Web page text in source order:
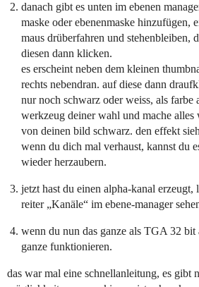
danach gibt es unten im ebenen
maske oder ebenenmaske hinzufügen,
maus drüberfahren und stehenbleiben,
diesen dann klicken.
es erscheint neben dem kleinen
rechts nebendran. auf diese dann
nur noch schwarz oder weiss, als farbe
werkzeug deiner wahl und mache alles
von deinen bild schwarz. den effekt
wenn du dich mal verhaust, kannst du
wieder herzaubern.
jetzt hast du einen alpha-kanal erzeugt,
reiter „Kanäle“ im ebene-manager
wenn du nun das ganze als TGA 32 bit
ganze funktionieren.
das war mal eine schnellanleitung, es gibt